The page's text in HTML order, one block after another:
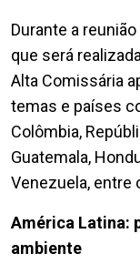
Durante a
que será
Alta Comissária
temas e países
Colômbia,
Guatemala,
Venezuela, entre
América Latina:
ambiente